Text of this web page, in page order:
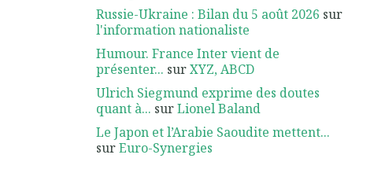
Russie-Ukraine : Bilan du 5 août 2026 sur
l'information nationaliste
Humour. France Inter vient de
présenter... surXYZ, ABCD
Ulrich Siegmund exprime des doutes
quant à... surLionel Baland
Le Japon et l’Arabie Saoudite mettent...
surEuro-Synergies